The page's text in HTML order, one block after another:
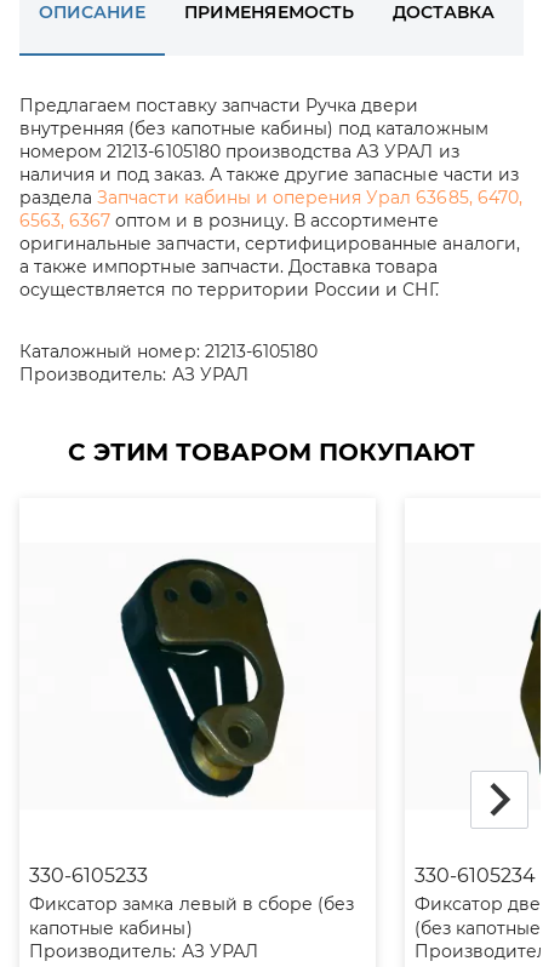
ОПИСАНИЕ ПРИМЕНЯЕМОСТЬ ДОСТАВКА
Предлагаем поставку запчасти Ручка двери
внутренняя (без капотные кабины) под каталожным
номером 21213-6105180 производства АЗ УРАЛ из
наличия и под заказ. А также другие запасные части из
разделаЗапчасти кабины и оперения Урал 63685, 6470,
6563, 6367 оптом и в розницу. В ассортименте
оригинальные запчасти, сертифицированные аналоги,
а также импортные запчасти. Доставка товара
осуществляется по территории России и СНГ.
Каталожный номер: 21213-6105180
Производитель: АЗ УРАЛ
С ЭТИМ ТОВАРОМ ПОКУПАЮТ
330-6105233
Фиксатор замка левый в сборе (без
капотные кабины)
Производитель: АЗ УРАЛ
330-6105234
Фиксатор
(без